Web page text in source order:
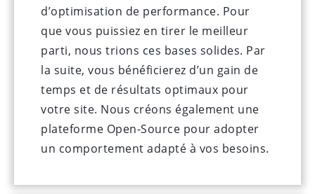
d’optimisation de performance. Pour
que vous puissiez en tirer le meilleur
parti, nous trions ces bases solides. Par
la suite, vous bénéficierez d’un gain de
temps et de résultats optimaux pour
votre site. Nous créons également une
plateforme Open-Source pour adopter
un comportement adapté à vos besoins.